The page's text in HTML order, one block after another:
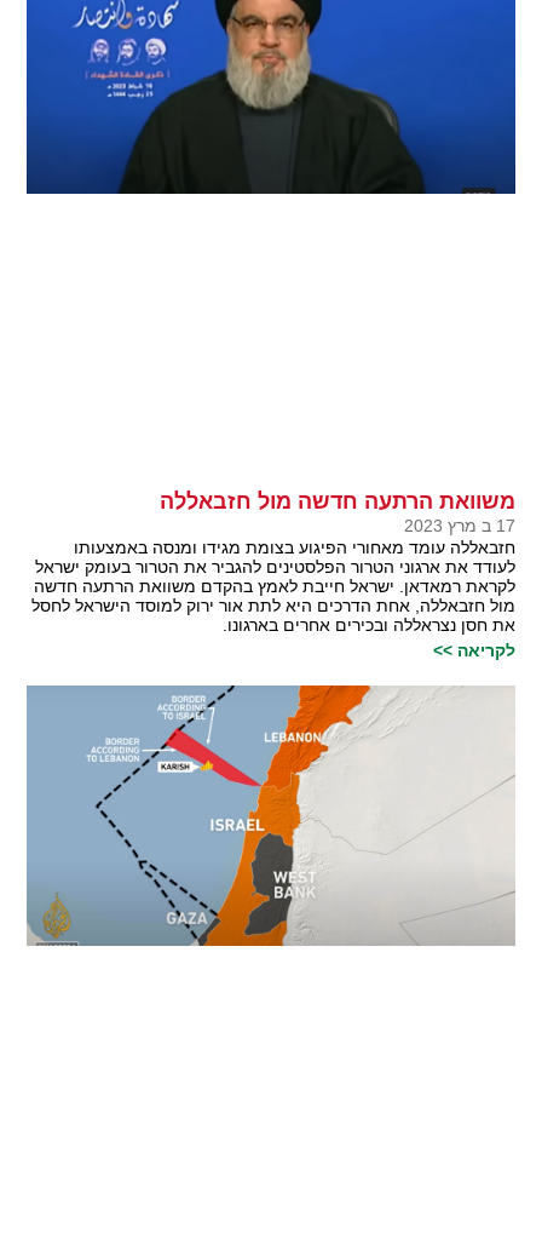
משוואת הרתעה חדשה מול חזבאללה
17 ב מרץ 2023
חזבאללה עומד מאחורי הפיגוע בצומת מגידו ומנסה באמצעותו
לעודד את ארגוני הטרור הפלסטינים להגביר את הטרור בעומק ישראל
לקראת רמאדאן. ישראל חייבת לאמץ בהקדם משוואת הרתעה חדשה
מול חזבאללה, אחת הדרכים היא לתת אור ירוק למוסד הישראל לחסל
את חסן נצראללה ובכירים אחרים בארגונו.
לקריאה >>